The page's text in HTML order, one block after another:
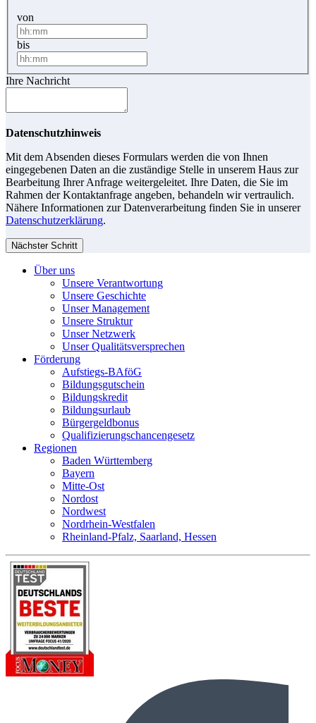
von
bis
Ihre Nachricht
Datenschutzhinweis
Mit dem Absenden dieses Formulars werden die von Ihnen
eingegebenen Daten an die zuständige Stelle in unserem Haus zur
Bearbeitung Ihrer Anfrage weitergeleitet. Ihre Daten, die Sie im
Rahmen der Kontaktanfrage angeben, behandeln wir vertraulich.
Nähere Informationen zur Datenverarbeitung finden Sie in unserer
Datenschutzerklärung.
Nächster Schritt
Über uns
Unsere Verantwortung
Unsere Geschichte
Unser Management
Unsere Struktur
Unser Netzwerk
Unser Qualitätsversprechen
Förderung
Aufstiegs-BAföG
Bildungsgutschein
Bildungskredit
Bildungsurlaub
Bürgergeldbonus
Qualifizierungschancengesetz
Regionen
Baden Württemberg
Bayern
Mitte-Ost
Nordost
Nordwest
Nordrhein-Westfalen
Rheinland-Pfalz, Saarland, Hessen